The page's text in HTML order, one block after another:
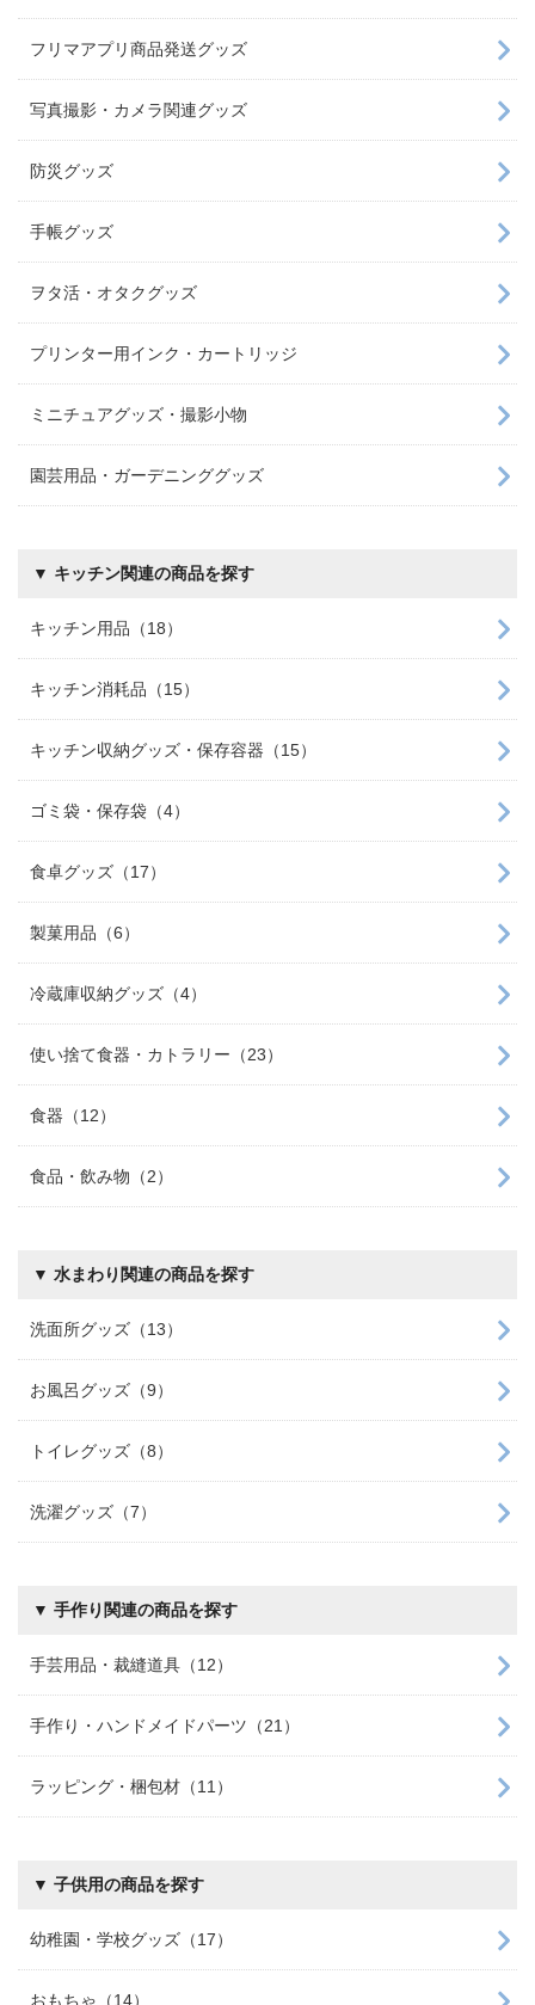
フリマアプリ商品発送グッズ
写真撮影・カメラ関連グッズ
防災グッズ
手帳グッズ
ヲタ活・オタクグッズ
プリンター用インク・カートリッジ
ミニチュアグッズ・撮影小物
園芸用品・ガーデニンググッズ
▼ キッチン関連の商品を探す
キッチン用品（18）
キッチン消耗品（15）
キッチン収納グッズ・保存容器（15）
ゴミ袋・保存袋（4）
食卓グッズ（17）
製菓用品（6）
冷蔵庫収納グッズ（4）
使い捨て食器・カトラリー（23）
食器（12）
食品・飲み物（2）
▼ 水まわり関連の商品を探す
洗面所グッズ（13）
お風呂グッズ（9）
トイレグッズ（8）
洗濯グッズ（7）
▼ 手作り関連の商品を探す
手芸用品・裁縫道具（12）
手作り・ハンドメイドパーツ（21）
ラッピング・梱包材（11）
▼ 子供用の商品を探す
幼稚園・学校グッズ（17）
おもちゃ（14）